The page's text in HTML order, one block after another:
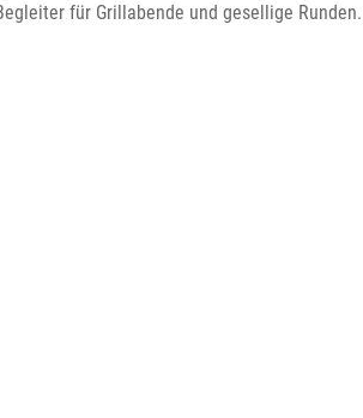
für Grillabende und gesellige Runden.